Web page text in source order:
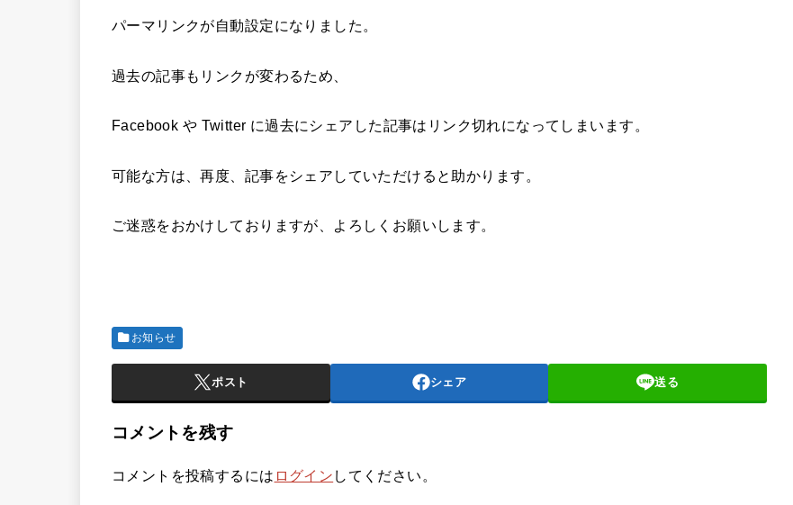
パーマリンクが自動設定になりました。
過去の記事もリンクが変わるため、
Facebook や Twitter に過去にシェアした記事はリンク切れになってしまいます。
可能な方は、再度、記事をシェアしていただけると助かります。
ご迷惑をおかけしておりますが、よろしくお願いします。
お知らせ
ポスト シェア 送る
コメントを残す
コメントを投稿するには ログイン してください。